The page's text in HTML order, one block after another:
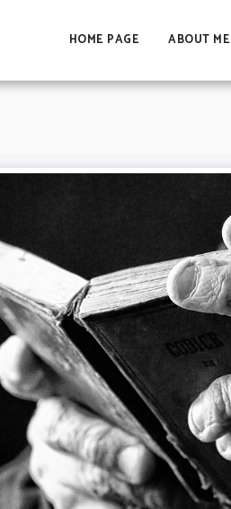
HOME PAGE ABOUT ME